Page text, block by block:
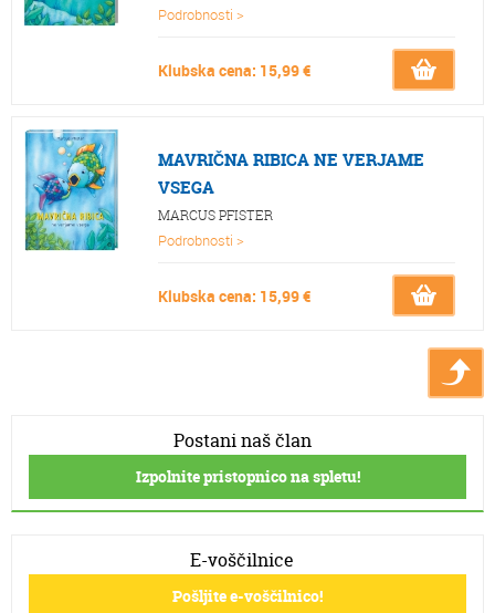
Podrobnosti >
Klubska cena: 15,99 €
MAVRIČNA RIBICA NE VERJAME
VSEGA
MARCUS PFISTER
Podrobnosti >
Klubska cena: 15,99 €
Postani naš član
Izpolnite pristopnico na spletu!
E-voščilnice
Pošljite e-voščilnico!